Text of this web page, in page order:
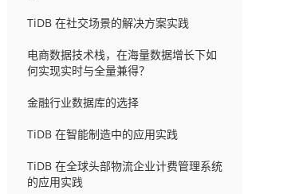
TiDB 在社交场景的解决方案实践
电商数据技术栈，在海量数据增长下如
何实现实时与全量兼得？
金融行业数据库的选择
TiDB 在智能制造中的应用实践
TiDB 在全球头部物流企业计费管理系统
的应用实践